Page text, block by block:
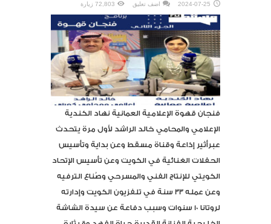
2024-07-25 اضف تعليق 72,803 زيارة
فنجان قهوة الإعلامية العمانية نهاد الكندية
الإعلامي والمحامي خالد الراشد لأول مرة يتحدث
عبرأثير إذاعة وقناة مسقط وعن بداية وتأسيس
الحفلات الغنائية في الكويت وعن تأسيس الإتحاد
الكويتي للإنتاج الفني والمسرحي وصُناع الترفيه
وعن عمله 33 سنة في تلفزيون الكويت وإدارته
لروتانا 10 سنوات وسبب دفاعة عن سيدة الشاشة